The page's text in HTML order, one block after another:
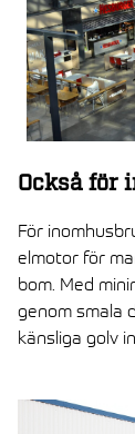
Också för
För
elmotor för
bom. Med
genom smala
känsliga golv